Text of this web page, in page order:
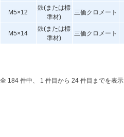
M5×12
鉄(または標
準材)
三価クロメート
M5×14
鉄(または標
準材)
三価クロメート
全 184 件中、 1 件目から 24 件目までを表示